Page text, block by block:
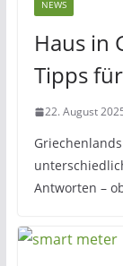
NEWS
Haus in
Tipps
22. August
Antworten –